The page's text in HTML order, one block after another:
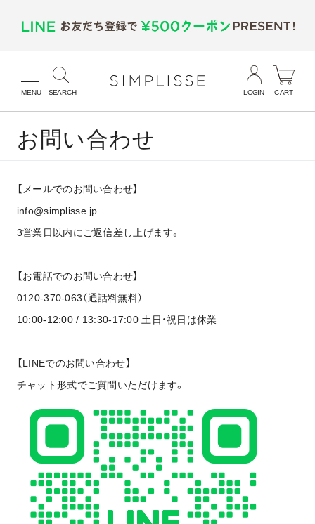
MENU SEARCH LOGIN CART
お問い合わせ
【メールでのお問い合わせ】
info@simplisse.jp
3営業日以内にご返信差し上げます。
【お電話でのお問い合わせ】
0120-370-063（通話料無料）
10:00-12:00 / 13:30-17:00 土日・祝日は休業
【LINEでのお問い合わせ】
チャット形式でご質問いただけます。